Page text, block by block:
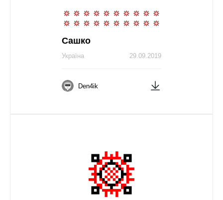
Сашко
29.09.2019
Україна
Den4ik